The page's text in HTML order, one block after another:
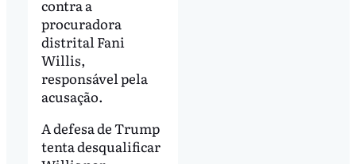
contra a
procuradora
distrital Fani
Willis,
responsável pela
acusação.
A defesa de Trump
tenta desqualificar